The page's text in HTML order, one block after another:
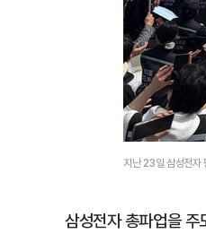
지난 23일 삼성전자
삼성전자 총파업을